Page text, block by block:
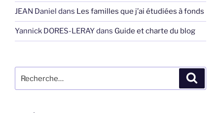
JEAN Daniel dans Les familles que j’ai étudiées à fonds
Yannick DORES-LERAYdans Guide et charte du blog
pour